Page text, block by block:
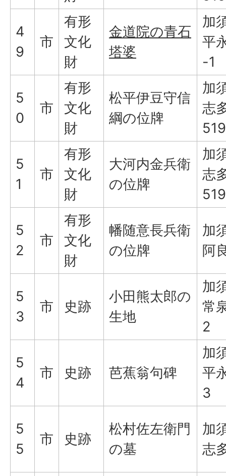
4
9
市
有形
文化
財
金道院の青石
塔婆
加
平
-1
5
0
市
有形
文化
財
松平伊豆守信
綱の位牌
加
志
5
1
市
有形
文化
財
大河内金兵衛
の位牌
加
志
5
2
市
有形
文化
財
幡随意長兵衛
の位牌
加
阿
5
3
市 史跡
小田熊太郎の
生地
加
常
2
5
4
市 史跡 芭蕉翁句碑
加
平
3
5
5
市 史跡
松村佐左衛門
の墓
加
志